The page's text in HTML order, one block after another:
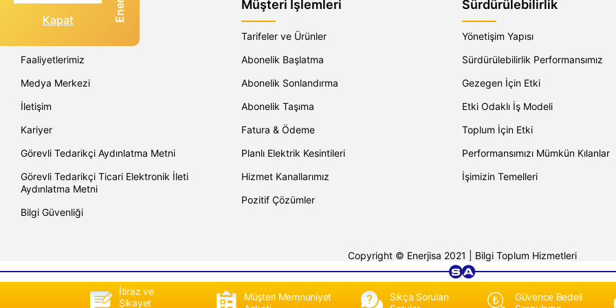
Enerjisa Hakkında
Faaliyetlerimiz
Medya Merkezi
İletişim
Kariyer
Görevli Tedarikçi Aydınlatma Metni
Görevli Tedarikçi Ticari Elektronik İleti
Aydınlatma Metni
Bilgi Güvenliği
Müşteri İşlemleri
Tarifeler ve Ürünler
Abonelik Başlatma
Abonelik Sonlandırma
Abonelik Taşıma
Fatura & Ödeme
Planlı Elektrik Kesintileri
Hizmet Kanallarımız
Pozitif Çözümler
Sürdürülebilirlik
Yönetişim Yapısı
Sürdürülebilirlik Performansımız
Gezegen İçin Etki
Etki Odaklı İş Modeli
Toplum İçin Etki
Performansımızı Mümkün Kılanlar
İşimizin Temelleri
Copyright © Enerjisa 2021 | Bilgi Toplum Hizmetleri
İtiraz ve
Şikayet
Müşteri Memnuniyet
Sıkça Sorulan
Güvence Bedeli
Kapat